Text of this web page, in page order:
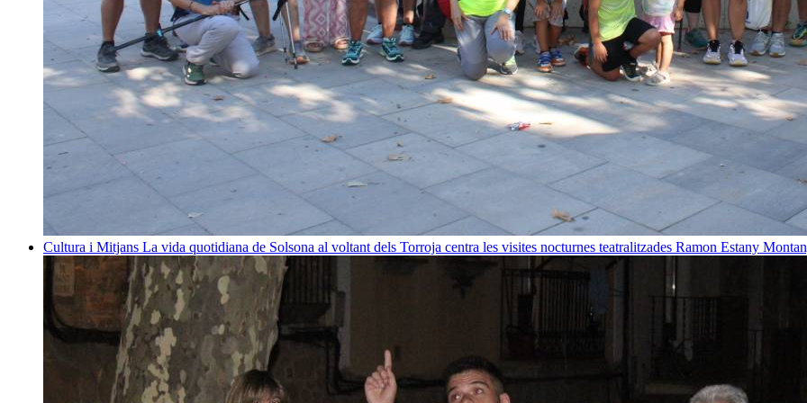
Cultura i Mitjans La vida quotidiana de Solsona al voltant dels Torroja centra les visites nocturnes teatralitzades Ramon Estany